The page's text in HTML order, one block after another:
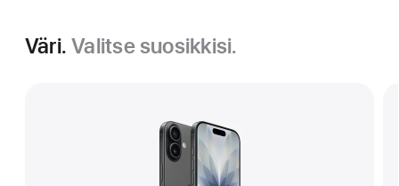
Väri.Valitse suosikkisi.